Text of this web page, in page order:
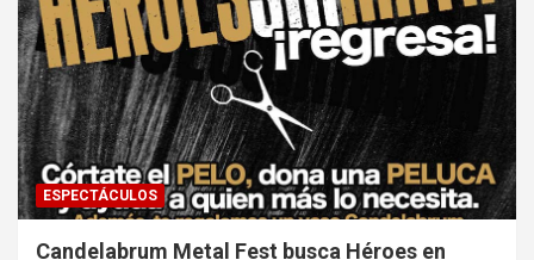
ESPECTÁCULOS
Candelabrum Metal Fest busca Héroes en